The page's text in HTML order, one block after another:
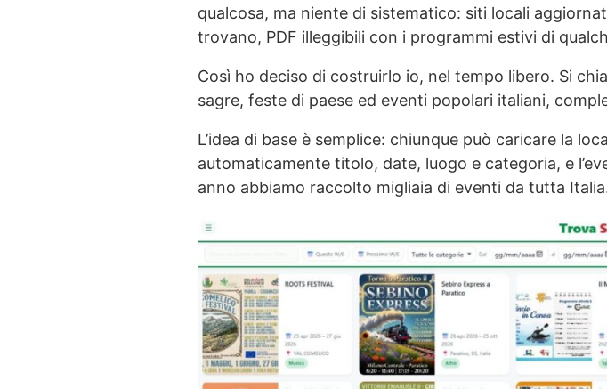
qualcosa, ma niente di sistematico: siti locali
trovano, PDF illeggibili con i programmi estivi di
Così ho deciso di costruirlo io, nel tempo libero. Si
sagre, feste di paese ed eventi popolari italiani,
L’idea di base è semplice: chiunque può caricare la
automaticamente titolo, date, luogo e categoria, e
anno abbiamo raccolto migliaia di eventi da tutta